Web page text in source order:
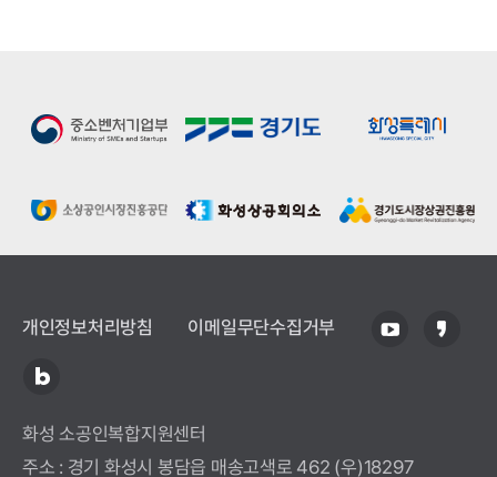
개인정보처리방침 이메일무단수집거부
화성 소공인복합지원센터
주소 : 경기 화성시 봉담읍 매송고색로 462 (우)18297